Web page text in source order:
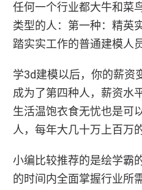
任何一个行业都大牛和菜
类型的人：第一种：精英
踏实实工作的普通建模人
学3d建模以后，你的薪资
成为了第四种人，薪资水
生活温饱衣食无忧也是可
人，每年大几十万上百万
小编比较推荐的是绘学霸
的时间内全面掌握行业所